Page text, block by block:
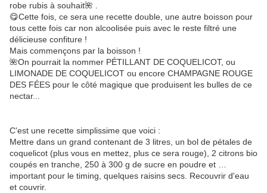
robe rubis à souhait🌺 .
😋Cette fois, ce sera une recette double, une autre boisson pour
tous cette fois car non alcoolisée puis avec le reste filtré une
délicieuse confiture !
Mais commençons par la boisson !
🌺On pourrait la nommer PÉTILLANT DE COQUELICOT, ou
LIMONADE DE COQUELICOT ou encore CHAMPAGNE ROUGE
DES FÉES pour le côté magique que produisent les bulles de ce
nectar...
C'est une recette simplissime que voici :
Mettre dans un grand contenant de 3 litres, un bol de pétales de
coquelicot (plus vous en mettez, plus ce sera rouge), 2 citrons bio
coupés en tranche, 250 à 300 g de sucre en poudre et …
important pour le timing, quelques raisins secs. Recouvrir d'eau
et couvrir.